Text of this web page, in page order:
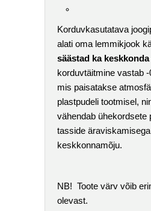
Korduvkasutatava
alati oma lemmikjook
säästad ka keskkonda
korduvtäitmine vastab
mis paisatakse
plastpudeli tootmisel,
vähendab ühekordsete
tasside
keskkonnamõju.
NB! Toote värv võib
olevast.